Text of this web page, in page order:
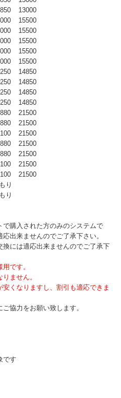
13000
15500
15500
15500
15500
15500
14850
14850
14850
14850
21500
21500
21500
21500
21500
21500
21500
り
り
で購入された方のみのシステムで
出来ませんのでご了承下さい。
換には適応出来ませんのでご了承下
です。
ません。
くなりますし、割引も適応できま
協力をお願い致します。
です